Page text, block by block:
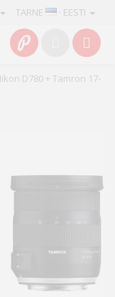
TARNE · EESTI
D780 + Tamron 17-